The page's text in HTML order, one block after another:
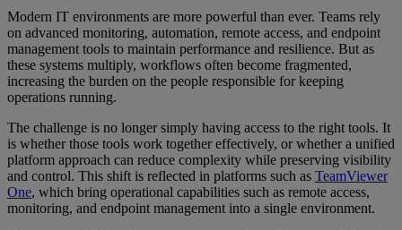
Modern IT environments are more powerful than ever. Teams rely
on advanced monitoring, automation, remote access, and endpoint
management tools to maintain performance and resilience. But as
these systems multiply, workflows often become fragmented,
increasing the burden on the people responsible for keeping
operations running.
The challenge is no longer simply having access to the right tools. It
is whether those tools work together effectively, or whether a unified
platform approach can reduce complexity while preserving visibility
and control. This shift is reflected in platforms such as TeamViewer
One, which bring operational capabilities such as remote access,
monitoring, and endpoint management into a single environment.